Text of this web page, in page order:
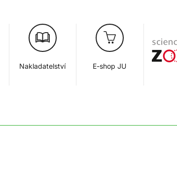
Nakladatelství E-shop JU